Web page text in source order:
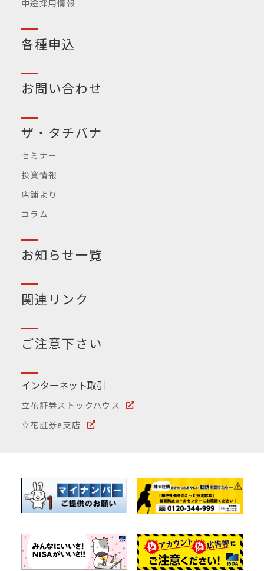
中途採用情報
各種申込
お問い合わせ
ザ・タチバナ
セミナー
投資情報
店舗より
コラム
お知らせ一覧
関連リンク
ご注意下さい
インターネット取引
立花証券ストックハウス
立花証券e支店